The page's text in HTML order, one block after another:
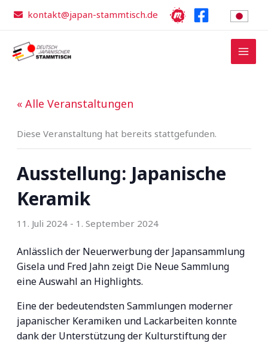
Inhalt
kontakt@japan-stammtisch.de
« Alle Veranstaltungen
Diese Veranstaltung hat bereits stattgefunden.
Ausstellung: Japanische
Keramik
11. Juli 2024 - 1. September 2024
Anlässlich der Neuerwerbung der Japansammlung
Gisela und Fred Jahn zeigt Die Neue Sammlung
eine Auswahl an Highlights.
Eine der bedeutendsten Sammlungen moderner
japanischer Keramiken und Lackarbeiten konnte
dank der Unterstützung der Kulturstiftung der